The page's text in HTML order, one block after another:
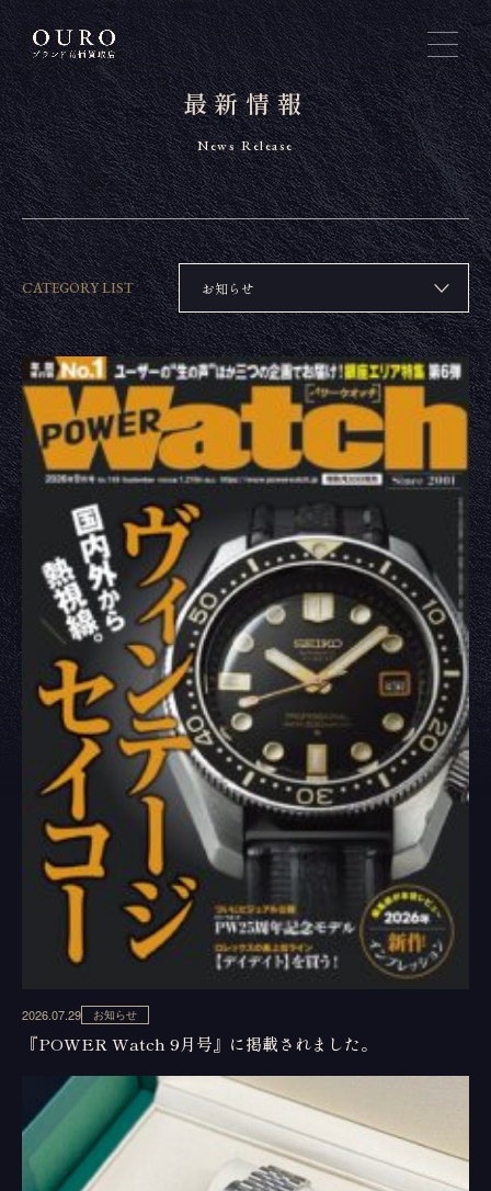
最新情報
News Release
CATEGORY LIST
2026.07.29 お知らせ
『POWER Watch 9月号』に掲載されました。